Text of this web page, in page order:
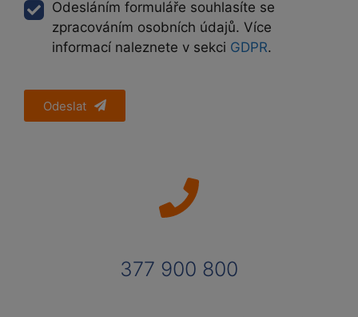
Odesláním formuláře souhlasíte se
zpracováním osobních údajů. Více
informací naleznete v sekci GDPR.
Odeslat
377 900 800